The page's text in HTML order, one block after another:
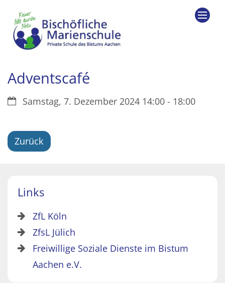
Adventscafé
Datum:Samstag, 7. Dezember 2024 14:00 - 18:00
Zurück
Links
ZfL Köln
ZfsL Jülich
Freiwillige Soziale Dienste im Bistum
Aachen e.V.